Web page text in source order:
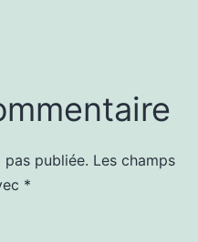
publiée. Les champs
*